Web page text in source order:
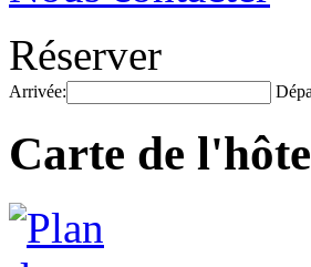
Réserver
Arrivée:
Carte de